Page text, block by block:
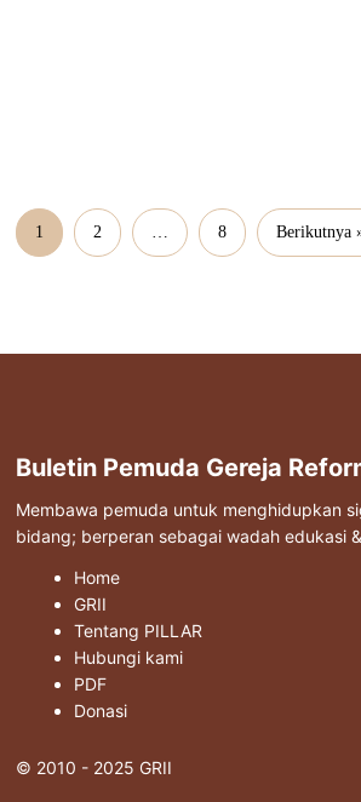
1 2 8 Berikutnya
Buletin Pemuda Gereja
Membawa pemuda untuk menghidupkan
bidang; berperan sebagai wadah edukasi
Home
GRII
Tentang PILLAR
Hubungi kami
PDF
Donasi
© 2010 - 2025 GRII